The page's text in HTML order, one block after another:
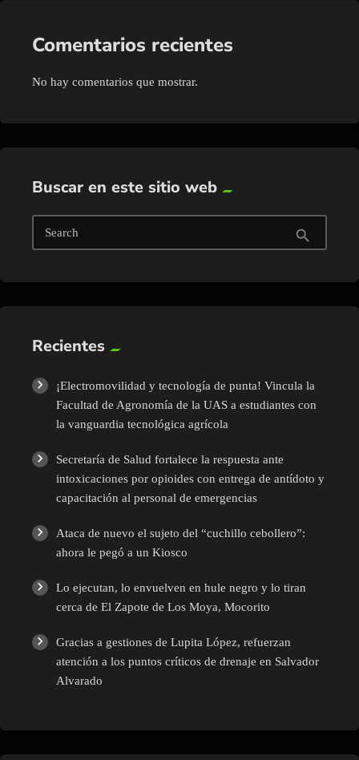
Comentarios recientes
No hay comentarios que mostrar.
Buscar en este sitio web
Search search
Recientes
¡Electromovilidad y tecnología de punta! Vincula la
Facultad de Agronomía de la UAS a estudiantes con
la vanguardia tecnológica agrícola
Secretaría de Salud fortalece la respuesta ante
intoxicaciones por opioides con entrega de antídoto y
capacitación al personal de emergencias
Ataca de nuevo el sujeto del “cuchillo cebollero”:
ahora le pegó a un Kiosco
Lo ejecutan, lo envuelven en hule negro y lo tiran
cerca de El Zapote de Los Moya, Mocorito
Gracias a gestiones de Lupita López, refuerzan
atención a los puntos críticos de drenaje en Salvador
Alvarado